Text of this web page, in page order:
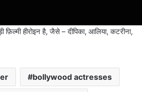
हीरोइन है, जैसे – दीपिका, आलिया, कटरीना,
bollywood actresses